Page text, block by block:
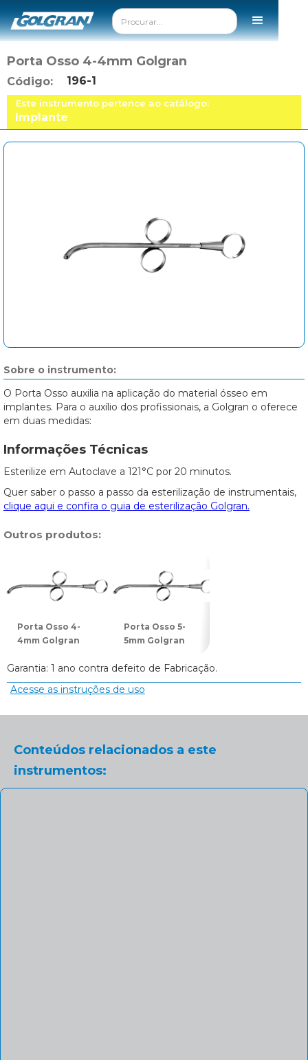
Porta Osso 4-4mm Golgran
Código: 196-1
Este instrumento pertence ao catálogo:
Implante
Sobre o instrumento:
O Porta Osso auxilia na aplicação do material ósseo em
implantes. Para o auxílio dos profissionais, a Golgran o oferece
em duas medidas:⠀
Informações Técnicas
Esterilize em Autoclave a 121°C por 20 minutos.
Quer saber o passo a passo da esterilização de instrumentais,
clique aqui e confira o guia de esterilização Golgran.
Outros produtos:
Porta Osso 4-
4mm Golgran
Porta Osso 5-
5mm Golgran
Garantia: 1 ano contra defeito de Fabricação.
Acesse as instruções de uso
Conteúdos relacionados a este
instrumentos: